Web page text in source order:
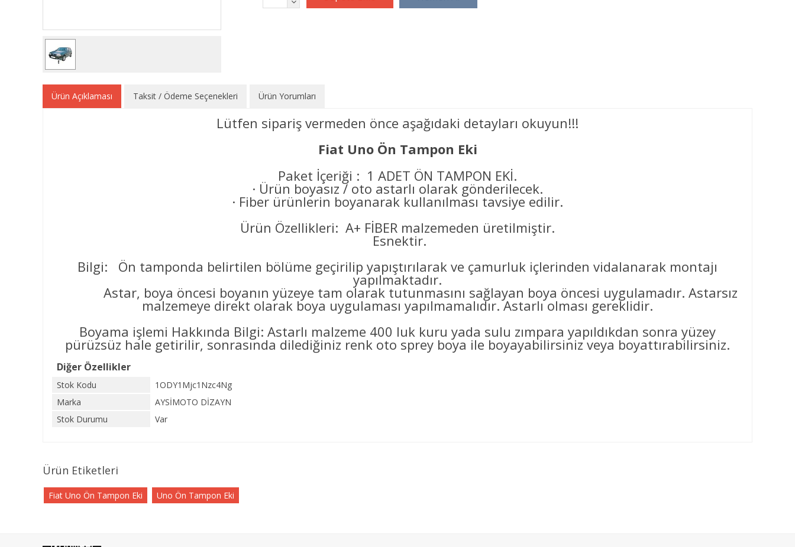
Ürün Açıklaması Taksit / Ödeme Seçenekleri Ürün Yorumları
Lütfen sipariş vermeden önce aşağıdaki detayları okuyun!!!
Fiat Uno Ön Tampon Eki
Paket İçeriği : 1 ADET ÖN TAMPON EKİ.
· Ürün boyasız / oto astarlı olarak gönderilecek.
· Fiber ürünlerin boyanarak kullanılması tavsiye edilir.
Ürün Özellikleri: A+ FİBER malzemeden üretilmiştir.
Esnektir.
Bilgi: Ön tamponda belirtilen bölüme geçirilip yapıştırılarak ve çamurluk içlerinden vidalanarak montajı
yapılmaktadır.
Astar, boya öncesi boyanın yüzeye tam olarak tutunmasını sağlayan boya öncesi uygulamadır. Astarsız
malzemeye direkt olarak boya uygulaması yapılmamalıdır. Astarlı olması gereklidir.
Boyama işlemi Hakkında Bilgi: Astarlı malzeme 400 luk kuru yada sulu zımpara yapıldıkdan sonra yüzey
pürüzsüz hale getirilir, sonrasında dilediğiniz renk oto sprey boya ile boyayabilirsiniz veya boyattırabilirsiniz.
Diğer Özellikler
Stok Kodu
1ODY1Mjc1Nzc4Ng
Marka
AYSİMOTO DİZAYN
Stok Durumu
Var
Ürün Etiketleri
Fiat Uno Ön Tampon Eki Uno Ön Tampon Eki